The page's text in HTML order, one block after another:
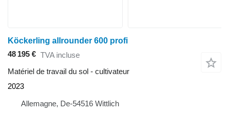
Köckerling allrounder 600 profi
48 195 € TVA incluse
Matériel de travail du sol - cultivateur
2023
Allemagne, De-54516 Wittlich